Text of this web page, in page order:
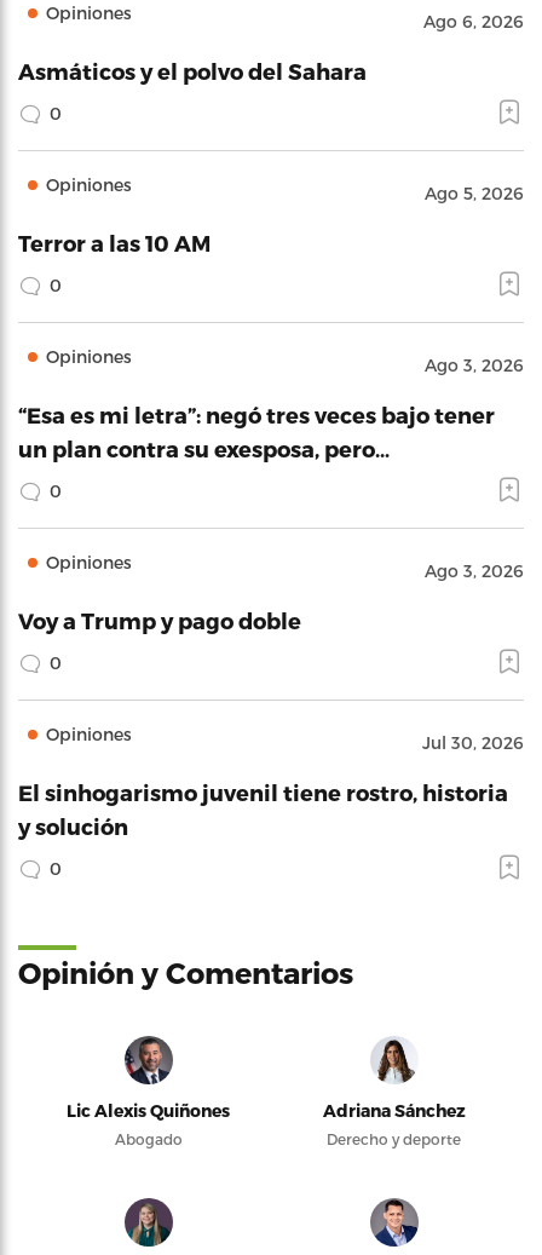
Opiniones Ago 6, 2026
Asmáticos y el polvo del Sahara
0
Opiniones Ago 5, 2026
Terror a las 10 AM
0
Opiniones Ago 3, 2026
“Esa es mi letra”: negó tres veces bajo tener
un plan contra su exesposa, pero…
0
Opiniones Ago 3, 2026
Voy a Trump y pago doble
0
Opiniones Jul 30, 2026
El sinhogarismo juvenil tiene rostro, historia
y solución
0
Opinión y Comentarios
Lic Alexis Quiñones
Abogado
Adriana Sánchez
Derecho y deporte